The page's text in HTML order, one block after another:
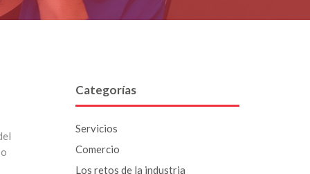
Categorías
Servicios
Comercio
Los retos de la industria